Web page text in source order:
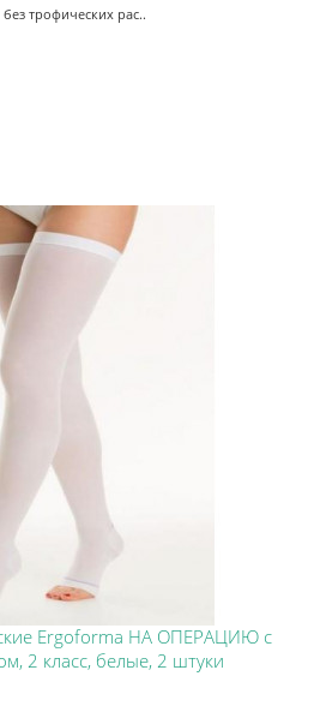
трофических рас..
Ergoforma НА ОПЕРАЦИЮ с
2 класс, белые, 2 штуки